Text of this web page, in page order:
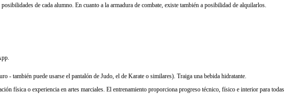
de cada alumno. En cuanto a la armadura de combate, existe también a posibilidad de alquilarlos.
- también puede usarse el pantalón de Judo, el de Karate o similares). Traiga una bebida hidratante.
física o experiencia en artes marciales. El entrenamiento proporciona progreso técnico, físico e interior para todas